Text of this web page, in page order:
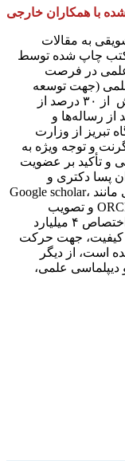
با همکاران خارجی
به مقالات
کتب چاپ شده توسط
۳۱ عضو هیأت علمی در فرصت
(جهت توسعه
همکاری‌ها با جامعه و صنعت)، سوق‌دهی بیش از ۳۰ درصد از
دانشگاهی و حدود ۳۵ درصد از رساله‌ها و
تبریز از وزارت
و توجه ویژه به
و تأکید بر عضویت
پسا دکتری و
دانشجویان دکتری در پایگاه­های مختلف علمی مانند Google scholar،
Research gate و تاکید بر اخذ شناسه ارکید ORCID و تصویب
آیین‌نامه‌ی ارتقاء مرجعیت علمی دانشگاه با اختصاص ۴ میلیارد
تیم تحقیقاتی با کیفیت، جهت حرکت
است، از دیگر
دیپلماسی علمی،